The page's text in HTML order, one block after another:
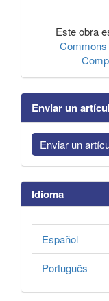
Este obra
Enviar un
Enviar un
Idioma
Español
Português